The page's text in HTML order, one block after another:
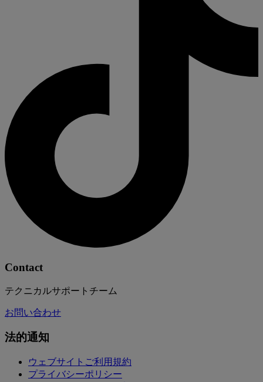
Contact
テクニカルサポートチーム
お問い合わせ
法的通知
ウェブサイトご利用規約
プライバシーポリシー